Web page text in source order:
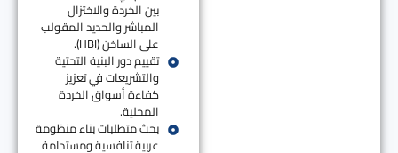
بين الخردة والاختزال
المباشر والحديد المقولب
على الساخن (HBI).
تقييم دور البنية التحتية
والتشريعات في تعزيز
كفاءة أسواق الخردة
المحلية.
بحث متطلبات بناء منظومة
عربية تنافسية ومستدامة